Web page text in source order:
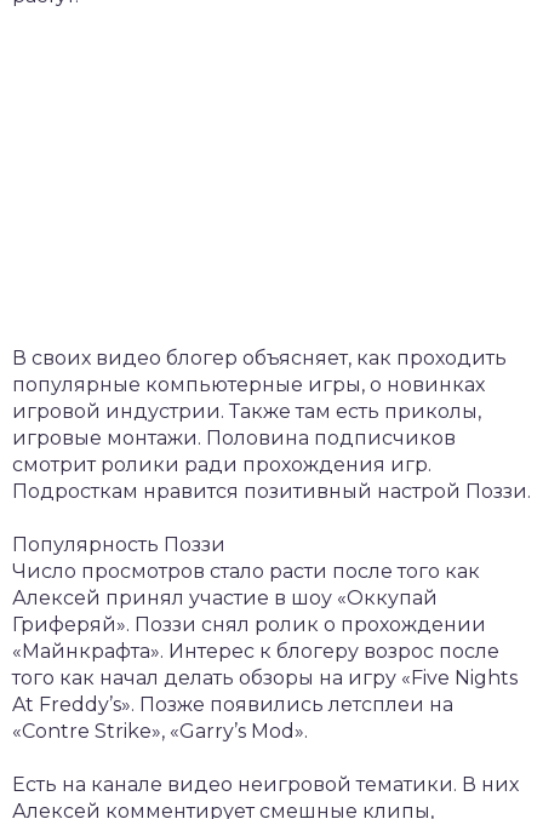
В своих видео блогер объясняет, как проходить
популярные компьютерные игры, о новинках
игровой индустрии. Также там есть приколы,
игровые монтажи. Половина подписчиков
смотрит ролики ради прохождения игр.
Подросткам нравится позитивный настрой Поззи.
Популярность Поззи
Число просмотров стало расти после того как
Алексей принял участие в шоу «Оккупай
Гриферяй». Поззи снял ролик о прохождении
«Майнкрафта». Интерес к блогеру возрос после
того как начал делать обзоры на игру «Five Nights
At Freddy’s». Позже появились летсплеи на
«Contre Strike», «Garry’s Mod».
Есть на канале видео неигровой тематики. В них
Алексей комментирует смешные клипы,